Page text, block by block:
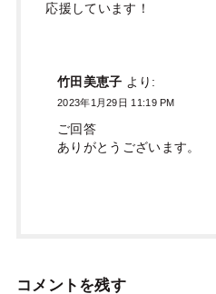
応援しています！
竹田美恵子 より:
2023年1月29日 11:19 PM
ご回答
ありがとうございます。
コメントを残す